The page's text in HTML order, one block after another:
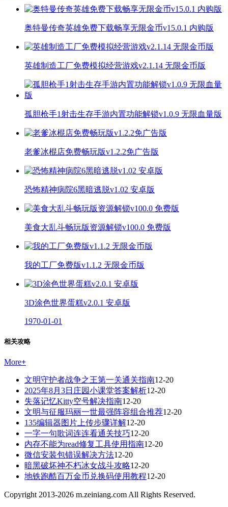
奥特曼传奇英雄免费下载畅享无限金币v15.0.1 内购版
英雄制造工厂免费模拟经营游戏v2.1.14 无限金币版
孤胆枪手1射击生存手游内置功能解锁v1.0.9 无限血量版
老爹冰棍店免费畅玩版v1.2.2免广告版
恐怖精神病院6黑暗逃脱v1.02 安卓版
美食大乱斗畅玩版资源解锁v100.0 免费版
我的工厂免费版v1.1.2 无限金币版
3D涂色世界蛋糕v2.0.1 安卓版
1970-01-01
相关攻略
More+
文明守护者战争之王第一关通关指南12-20
2025年8月3日庄园小课堂答案解析12-20
失落记忆Kitty空号解决指南12-20
文明与征服玛丽一世最强阵容组合推荐12-20
135编辑器图片上传步骤详解12-20
一字一句歌词连连看通关技巧12-20
内存不能为read修复工具使用指南12-20
微信安装包错误解决方法12-20
暗黑破坏神不朽冰女战斗攻略12-20
地铁跑酷百万金币兑换码使用教程12-20
Copyright 2013-2026 m.zeiniang.com All Rights Reserved.